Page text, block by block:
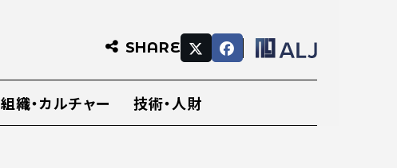
SHARE
組織・カルチャー 技術・人財